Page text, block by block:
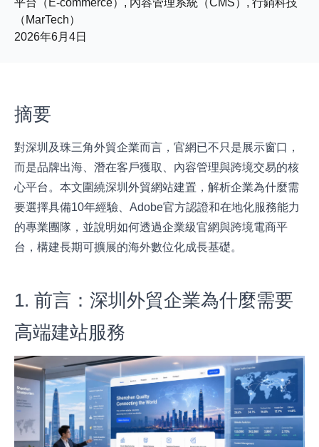
平台（E-commerce）, 內容管理系統（CMS）, 行銷科技
（MarTech）
2026年6月4日
摘要
對深圳及珠三角外貿企業而言，官網已不只是展示窗口，
而是品牌出海、潛在客戶獲取、內容管理與跨境交易的核
心平台。本文圍繞深圳外貿網站建置，解析企業為什麼需
要選擇具備10年經驗、Adobe官方認證和在地化服務能力
的專業團隊，並說明如何透過企業級官網與跨境電商平
台，構建長期可擴展的海外數位化成長基礎。
1. 前言：深圳外貿企業為什麼需要
高端建站服務